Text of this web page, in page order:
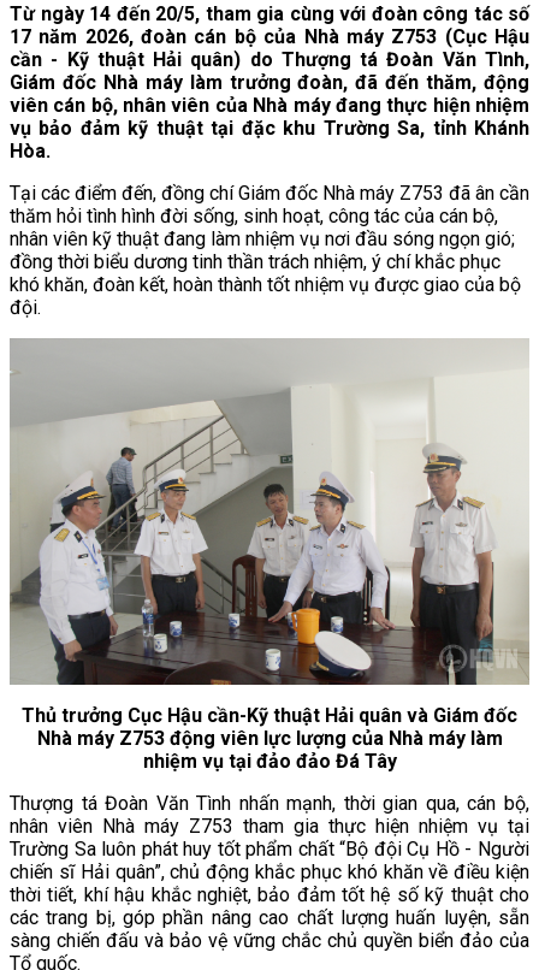
Từ ngày 14 đến 20/5, tham gia cùng với đoàn công tác số
17 năm 2026, đoàn cán bộ của Nhà máy Z753 (Cục Hậu
cần - Kỹ thuật Hải quân) do Thượng tá Đoàn Văn Tình,
Giám đốc Nhà máy làm trưởng đoàn, đã đến thăm, động
viên cán bộ, nhân viên của Nhà máy đang thực hiện nhiệm
vụ bảo đảm kỹ thuật tại đặc khu Trường Sa, tỉnh Khánh
Hòa.
Tại các điểm đến, đồng chí Giám đốc Nhà máy Z753 đã ân cần
thăm hỏi tình hình đời sống, sinh hoạt, công tác của cán bộ,
nhân viên kỹ thuật đang làm nhiệm vụ nơi đầu sóng ngọn gió;
đồng thời biểu dương tinh thần trách nhiệm, ý chí khắc phục
khó khăn, đoàn kết, hoàn thành tốt nhiệm vụ được giao của bộ
đội.
Thủ trưởng Cục Hậu cần-Kỹ thuật Hải quân và Giám đốc
Nhà máy Z753 động viên lực lượng của Nhà máy làm
nhiệm vụ tại đảo đảo Đá Tây
Thượng tá Đoàn Văn Tình nhấn mạnh, thời gian qua, cán bộ,
nhân viên Nhà máy Z753 tham gia thực hiện nhiệm vụ tại
Trường Sa luôn phát huy tốt phẩm chất “Bộ đội Cụ Hồ - Người
chiến sĩ Hải quân”, chủ động khắc phục khó khăn về điều kiện
thời tiết, khí hậu khắc nghiệt, bảo đảm tốt hệ số kỹ thuật cho
các trang bị, góp phần nâng cao chất lượng huấn luyện, sẵn
sàng chiến đấu và bảo vệ vững chắc chủ quyền biển đảo của
Tổ quốc.